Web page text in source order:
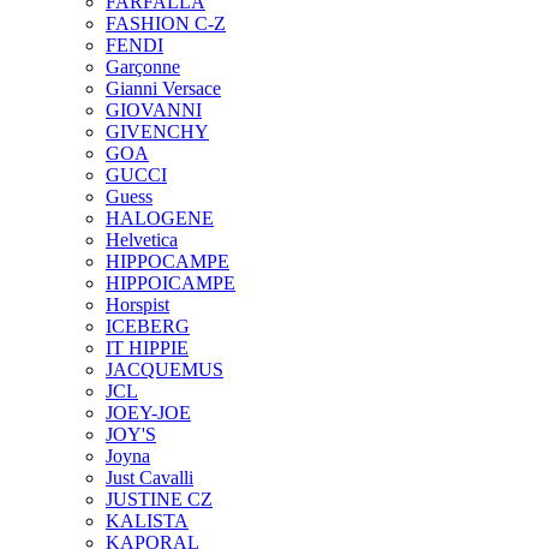
FASHION C-Z
FENDI
Garçonne
Gianni Versace
GIOVANNI
GIVENCHY
GOA
GUCCI
Guess
HALOGENE
Helvetica
HIPPOCAMPE
HIPPOICAMPE
Horspist
ICEBERG
IT HIPPIE
JACQUEMUS
JCL
JOEY-JOE
JOY'S
Joyna
Just Cavalli
JUSTINE CZ
KALISTA
KAPORAL